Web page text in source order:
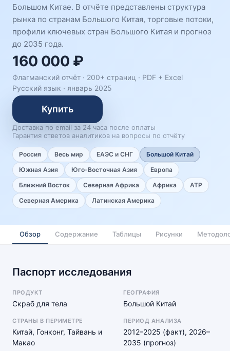
Большом Китае. В отчёте представлены структура
рынка по странам Большого Китая, торговые потоки,
профили ключевых стран Большого Китая и прогноз
до 2035 года.
160 000 ₽
Флагманский отчёт · 200+ страниц · PDF + Excel
Русский язык · январь 2025
Купить
Доставка по email за 24 часа после оплаты
Гарантия ответов аналитиков на вопросы по отчёту
Россия Весь мир ЕАЭС и СНГ
Большой Китай
Южная Азия
Юго-Восточная Азия
Европа
Ближний Восток
Северная Африка Африка
АТР
Северная Америка
Латинская Америка
Обзор Содержание Таблицы Рисунки
Паспорт исследования
ПРОДУКТ
Скраб для тела
ГЕОГРАФИЯ
Большой Китай
СТРАНЫ В ПЕРИМЕТРЕ
Китай, Гонконг, Тайвань и
Макао
ПЕРИОД АНАЛИЗА
2012–2025 (факт), 2026–
2035 (прогноз)